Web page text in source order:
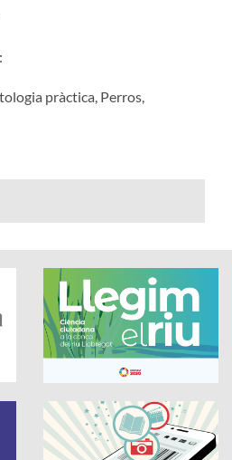
:
pràctica, Perros,
de les valoracions és de 0 estrelles